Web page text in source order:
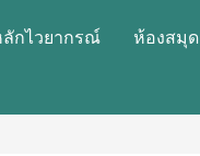
กไวยากรณ์ ห้องสมุด